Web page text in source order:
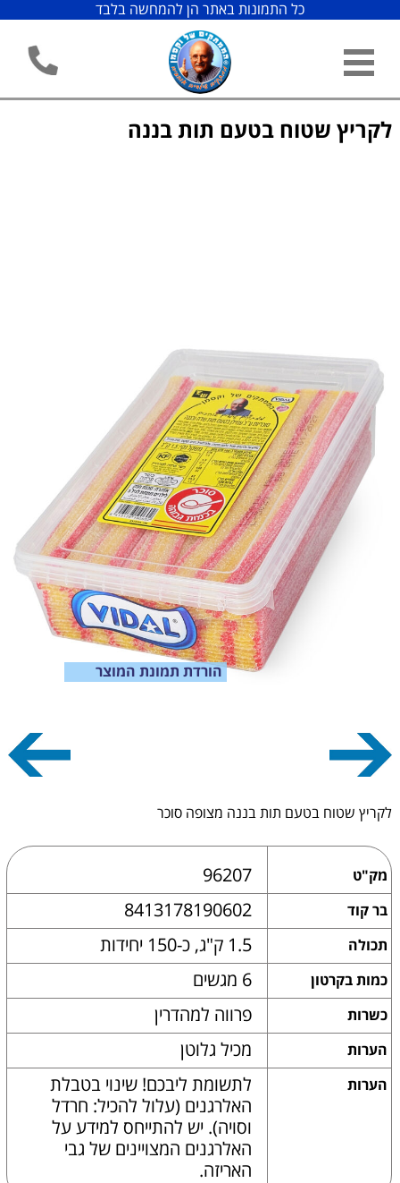
כל התמונות באתר הן להמחשה בלבד
לקריץ שטוח בטעם תות בננה
הורדת תמונת המוצר
לקריץ שטוח בטעם תות בננה מצופה סוכר
מק"ט 96207
בר קוד 8413178190602
תכולה 1.5 ק"ג, כ-150 יחידות
כמות בקרטון 6 מגשים
כשרות פרווה למהדרין
הערות מכיל גלוטן
הערות
לתשומת ליבכם! שינוי בטבלת
האלרגנים (עלול להכיל: חרדל
וסויה). יש להתייחס למידע על
האלרגנים המצויינים של גבי
האריזה.